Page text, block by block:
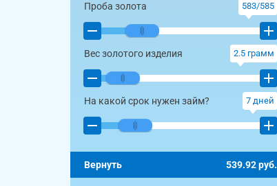
Проба золота 583/585
Вес золотого изделия 2.5 грамм
На какой срок нужен займ? 7 дней
Вернуть 539.92руб.